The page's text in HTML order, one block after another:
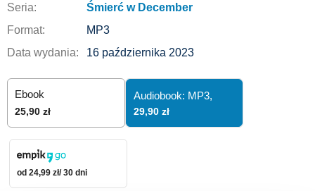
Seria:
Śmierć w December
Format:
MP3
Data wydania:
16 października 2023
Ebook
25,90 zł
Audiobook: MP3,
29,90 zł
od 24,99 zł/ 30 dni